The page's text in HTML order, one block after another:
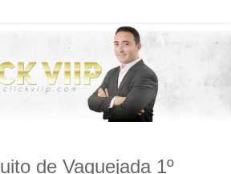
de Vaquejada 1º